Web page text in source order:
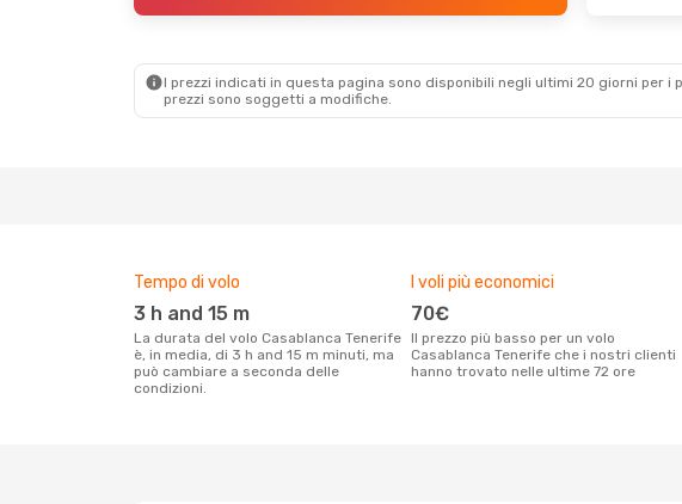
I prezzi indicati in questa pagina sono disponibili negli ultimi 20 giorni per
prezzi sono soggetti a modifiche.
Tempo di volo
3 h and 15 m
La durata del volo Casablanca Tenerife
è, in media, di 3 h and 15 m minuti, ma
può cambiare a seconda delle
condizioni.
I voli più economici
70€
Il prezzo più basso per un volo
Casablanca Tenerife che i nostri clienti
hanno trovato nelle ultime 72 ore